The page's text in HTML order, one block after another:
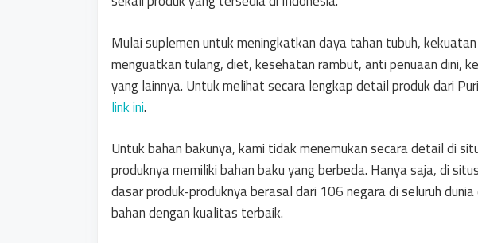
Mulai suplemen untuk meningkatkan daya tahan tubuh,
menguatkan tulang, diet, kesehatan rambut, anti penuaan dini,
yang lainnya. Untuk melihat secara lengkap detail produk dari
link ini.
Untuk bahan bakunya, kami tidak menemukan secara detail di
produknya memiliki bahan baku yang berbeda. Hanya saja, di
dasar produk-produknya berasal dari 106 negara di seluruh
bahan dengan kualitas terbaik.